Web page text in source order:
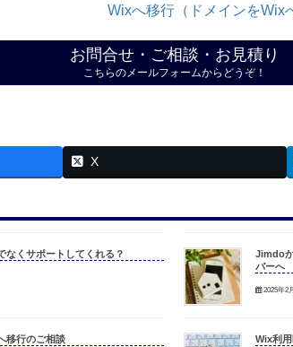
Wixへ移行（ドメインをWix
お問合せ・ご相談・お見積り
こちらのメールフォームからどうぞ！
X
なくサポートしてくれる？
Jimdo
バーへ
2025年2
移行のご相談 Wix利